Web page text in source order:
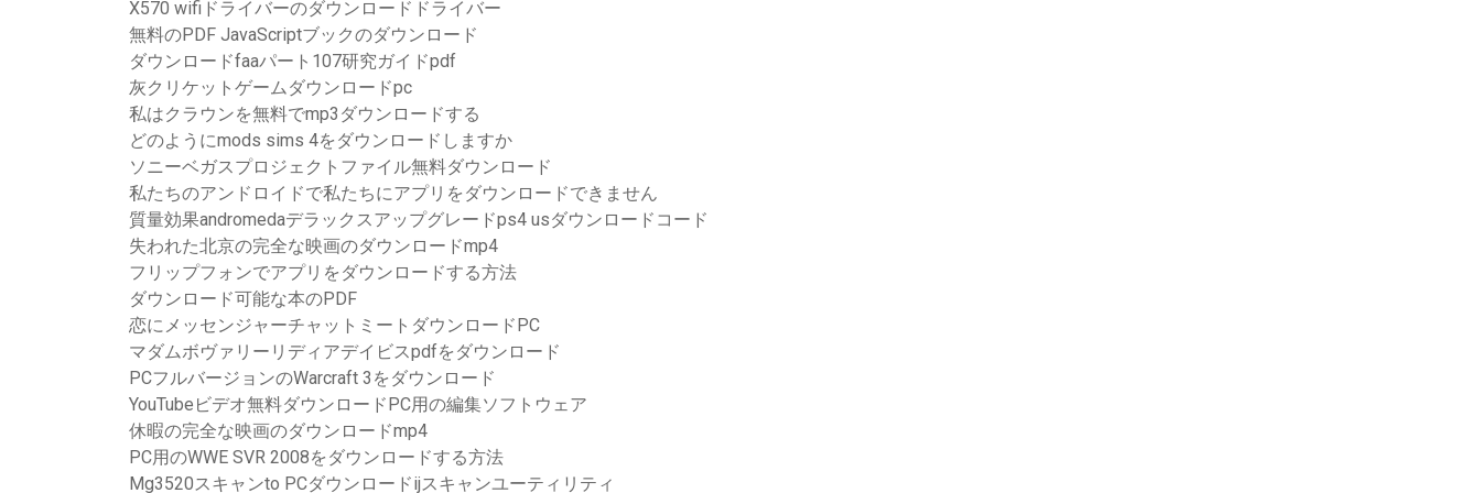
X570 wifiドライバーのダウンロードドライバー
無料のPDF JavaScriptブックのダウンロード
ダウンロードfaaパート107研究ガイドpdf
灰クリケットゲームダウンロードpc
私はクラウンを無料でmp3ダウンロードする
どのようにmods sims 4をダウンロードしますか
ソニーベガスプロジェクトファイル無料ダウンロード
私たちのアンドロイドで私たちにアプリをダウンロードできません
質量効果andromedaデラックスアップグレードps4 usダウンロードコード
失われた北京の完全な映画のダウンロードmp4
フリップフォンでアプリをダウンロードする方法
ダウンロード可能な本のPDF
恋にメッセンジャーチャットミートダウンロードPC
マダムボヴァリーリディアデイビスpdfをダウンロード
PCフルバージョンのWarcraft 3をダウンロード
YouTubeビデオ無料ダウンロードPC用の編集ソフトウェア
休暇の完全な映画のダウンロードmp4
PC用のWWE SVR 2008をダウンロードする方法
Mg3520スキャンto PCダウンロードijスキャンユーティリティ